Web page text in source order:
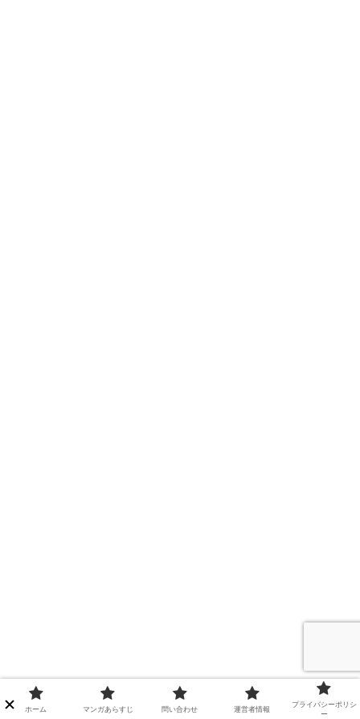
ホーム マンガあらすじ 問い合わせ 運営者情報
プライバシーポリシ
ー